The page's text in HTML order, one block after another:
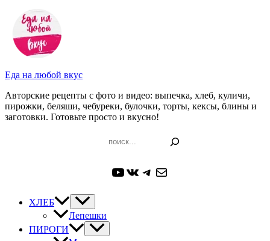
Перейти
содержимому
Еда на любой вкус
Авторские рецепты с фото и видео: выпечка, хлеб, куличи,
пирожки, беляши, чебуреки, булочки, торты, кексы, блины и
заготовки. Готовьте просто и вкусно!
YouTube
ВКонтакте
Telegram
Почта
ХЛЕБ
Лепешки
ПИРОГИ